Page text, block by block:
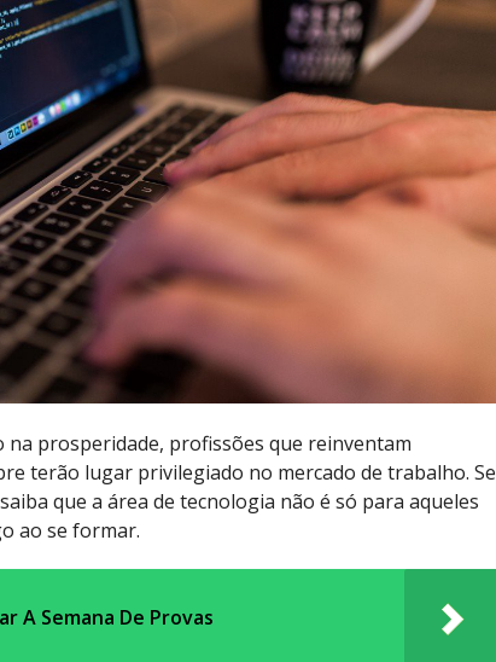
na prosperidade, profissões que reinventam
terão lugar privilegiado no mercado de trabalho. Se
que a área de tecnologia não é só para aqueles
ao se formar.
A Semana De Provas